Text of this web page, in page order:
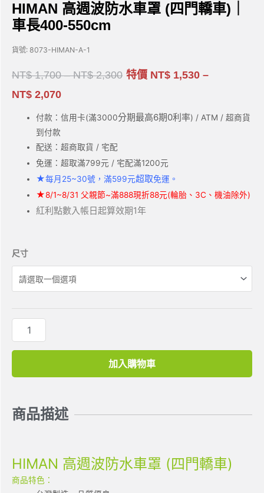
HIMAN 高週波防水車罩 (四門轎車)｜
車長400-550cm
貨號: 8073-HIMAN-A-1
NT$1,700–NT$2,300 特價 NT$ 1,530 –
NT$ 2,070
付款：信用卡(滿3000分期最高6期0利率) / ATM / 超商貨
到付款
配送：超商取貨 / 宅配
免運：超取滿799元 / 宅配滿1200元
★每月25~30號，滿599元超取免運。
★8/1~8/31 父親節~滿888現折88元(輪胎、3C、機油除外)
紅利點數入帳日起算效期1年
尺寸
加入購物車
商品描述
HIMAN 高週波防水車罩 (四門轎車)
商品特色：